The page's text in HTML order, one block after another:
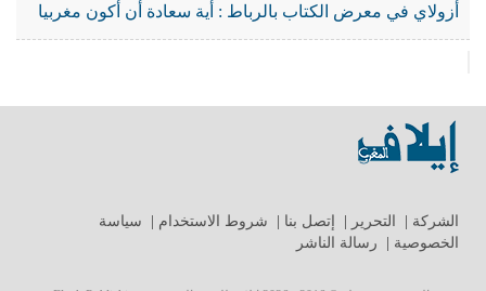
أزولاي في معرض الكتاب بالرباط : أية سعادة أن أكون مغربيا
الشركة التحرير إتصل بنا شروط الاستخدام
سياسة
الخصوصية
رسالة الناشر